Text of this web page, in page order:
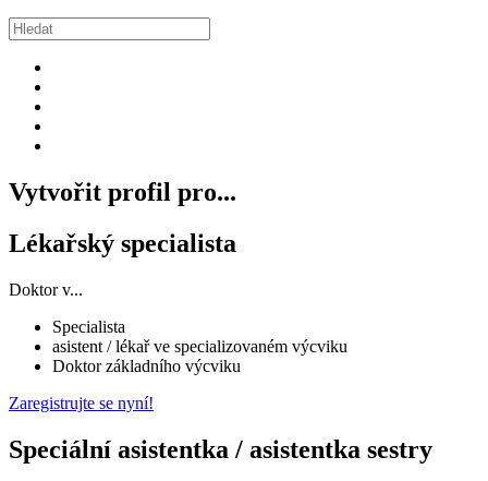
Vytvořit profil pro...
Lékařský specialista
Doktor v...
Specialista
asistent / lékař ve specializovaném výcviku
Doktor základního výcviku
Zaregistrujte se nyní!
Speciální asistentka / asistentka sestry